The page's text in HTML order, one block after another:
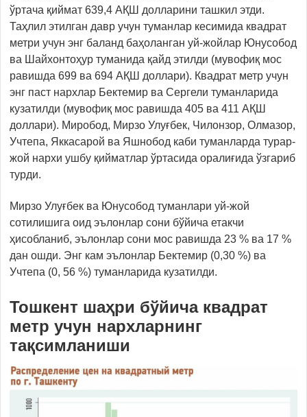
ўртача қиймат 639,4 АҚШ долларини ташкил этди.
Таҳлил этилган давр учун туманлар кесимида квадрат
метри учун энг баланд баҳоланган уй-жойлар Юнусобод
ва Шайхонтоҳур туманида қайд этилди (мувофиқ мос
равишда 699 ва 694 АҚШ доллари). Квадрат метр учун
энг паст нархлар Бектемир ва Сергели туманларида
кузатилди (мувофиқ мос равишда 405 ва 411 АҚШ
доллари). Миробод, Мирзо Улуғбек, Чилонзор, Олмазор,
Учтепа, Яккасарой ва Яшнобод каби туманларда турар-
жой нархи ушбу қийматлар ўртасида оралиғида ўзгариб
турди.
Мирзо Улуғбек ва Юнусобод туманлари уй-жой
сотилишига оид эълонлар сони бўйича етакчи
ҳисобланиб, эълонлар сони мос равишда 23 % ва 17 %
дан ошди. Энг кам эълонлар Бектемир (0,30 %) ва
Учтепа (0, 56 %) туманларида кузатилди.
Тошкент шаҳри бўйича квадрат
метр учун нархларнинг
тақсимланиши